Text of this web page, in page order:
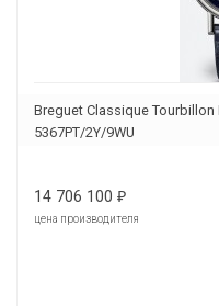
Breguet Classique
5367PT/2Y/9WU
14 706 100 ₽
цена производителя